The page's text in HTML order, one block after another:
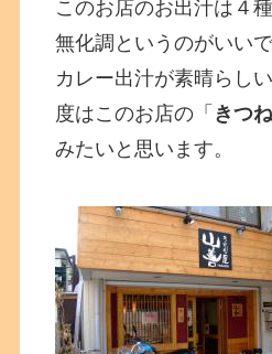
このお店のお出汁は４
無化調というのがいいで
カレー出汁が素晴らし
度はこのお店の「 きつ
みたいと思います。